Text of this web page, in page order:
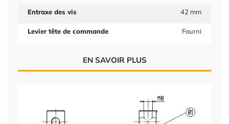
Entraxe des vis 42 mm
Levier tête de commande Fourni
EN SAVOIR PLUS